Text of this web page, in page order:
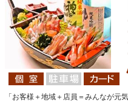
「お客様＋地域＋店員＝みんなが元